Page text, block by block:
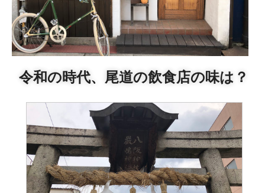
令和の時代、尾道の飲食店の味は？